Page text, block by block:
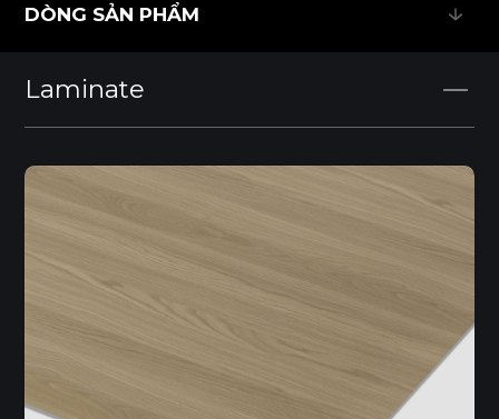
DÒNG SẢN PHẨM
Laminate